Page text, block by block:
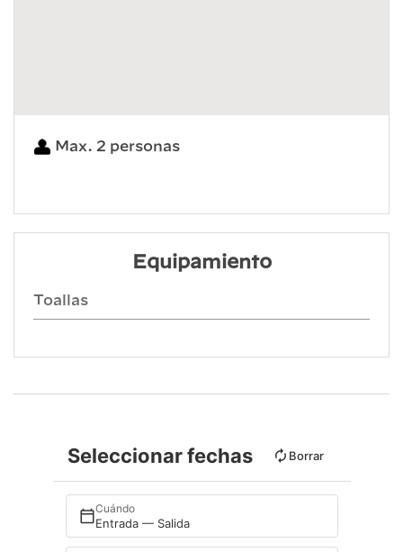
Max. 2 personas
Equipamiento
Toallas
Seleccionar fechas Borrar
Cuándo
Entrada — Salida